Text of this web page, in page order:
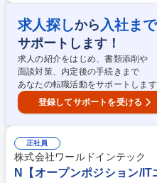
知見をアドバンテージとし新たに
早期に活躍できます。物流システ
です。 募集職種 【中野坂上/SE】未経験から★流通業界の経験歓迎/約9
3％が未経験から成長
求人探しから 入社まで
サポートします！
求人の紹介をはじめ、書類添削や
面談対策、内定後の手続きまで
あなたの転職活動をサポートします
登録してサポートを受ける
正社員
株式会社ワールドインテック
N【オープンポジション/